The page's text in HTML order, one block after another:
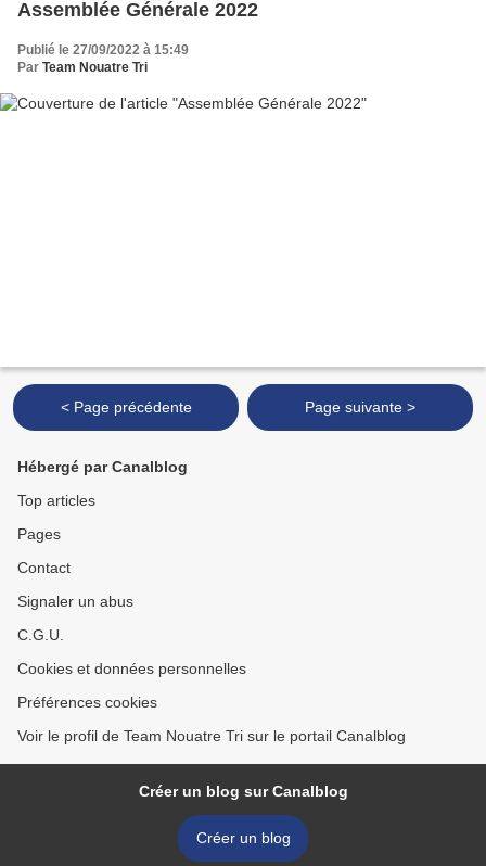
Assemblée Générale 2022
Publié le 27/09/2022 à 15:49
Par Team Nouatre Tri
< Page précédente Page suivante >
Hébergé par Canalblog
Top articles
Pages
Contact
Signaler un abus
C.G.U.
Cookies et données personnelles
Préférences cookies
Voir le profil de Team Nouatre Tri sur le portail Canalblog
Créer un blog sur Canalblog
Créer un blog